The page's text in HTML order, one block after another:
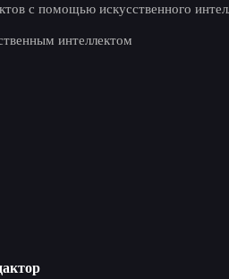
с помощью искусственного
интеллектом